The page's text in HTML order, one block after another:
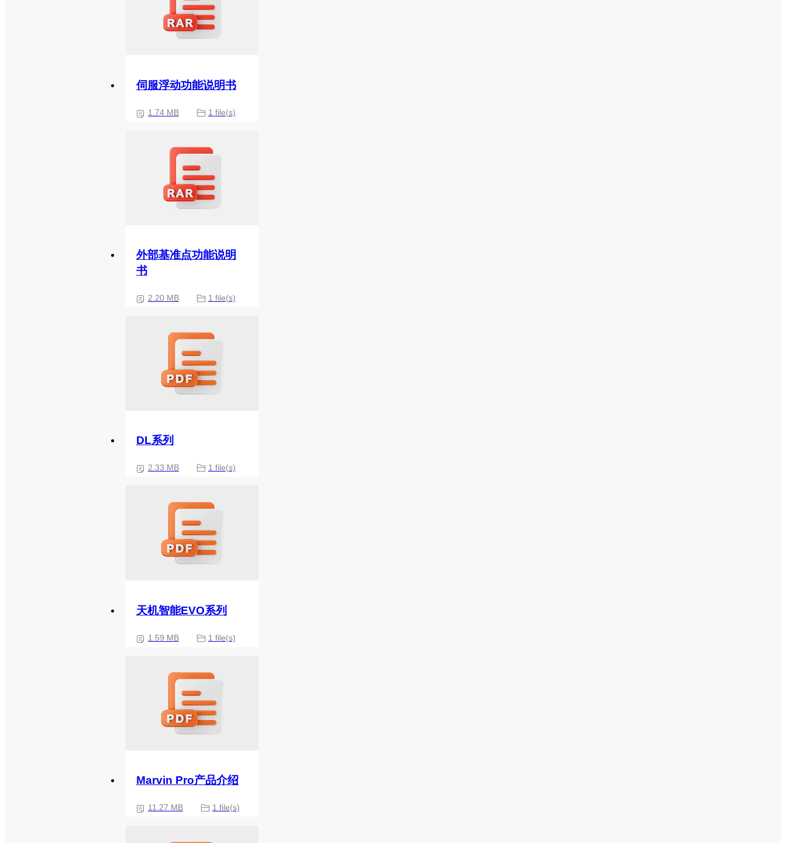
伺服浮动功能说明书
1.74 MB 1 file(s)
外部基准点功能说明
书
2.20 MB 1 file(s)
DL系列
2.33 MB 1 file(s)
天机智能EVO系列
1.59 MB 1 file(s)
Marvin Pro产品介绍
11.27 MB 1 file(s)